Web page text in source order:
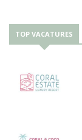
TOP VACATURES